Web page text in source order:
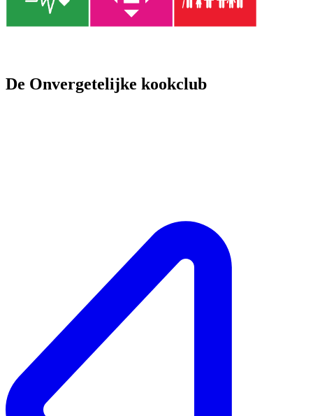
De Onvergetelijke kookclub